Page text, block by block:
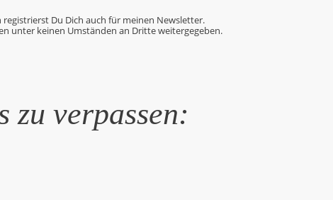
Du Dich auch für meinen Newsletter.
unter keinen Umständen an Dritte weitergegeben.
zu verpassen: